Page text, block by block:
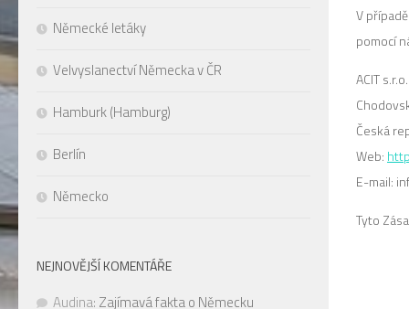
V
pomocí
ACIT s.r.o.
Česká
Web:
E-mail:
Tyto
Německé letáky
Velvyslanectví Německa v ČR
Hamburk (Hamburg)
Berlín
Německo
NEJNOVĚJŠÍ KOMENTÁŘE
Audina: Zajímavá fakta o Německu